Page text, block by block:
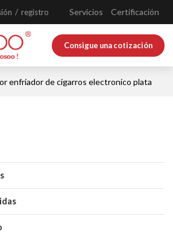
/ registro Servicios Certificación
Consigue una cotización
enfriador de cigarros electronico plata